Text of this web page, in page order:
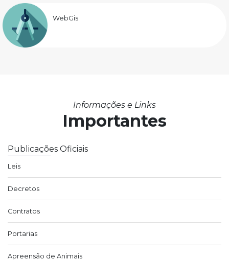
WebGis
Informações e Links
Importantes
Publicações Oficiais
Leis
Decretos
Contratos
Portarias
Apreensão de Animais